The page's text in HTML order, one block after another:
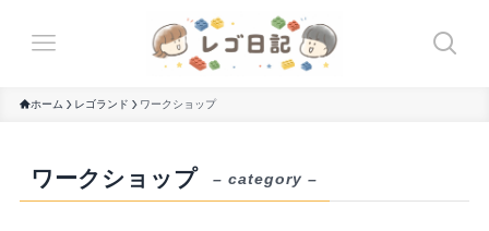
ホーム レゴランド ワークショップ
ワークショップ – category –